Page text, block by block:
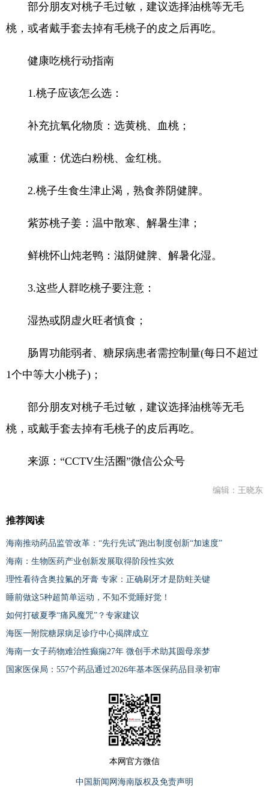
部分朋友对桃子毛过敏，建议选择油桃等无毛
桃，或者戴手套去掉有毛桃子的皮之后再吃。
健康吃桃行动指南
1.桃子应该怎么选：
补充抗氧化物质：选黄桃、血桃；
减重：优选白粉桃、金红桃。
2.桃子生食生津止渴，熟食养阴健脾。
紫苏桃子姜：温中散寒、解暑生津；
鲜桃怀山炖老鸭：滋阴健脾、解暑化湿。
3.这些人群吃桃子要注意：
湿热或阴虚火旺者慎食；
肠胃功能弱者、糖尿病患者需控制量(每日不超过
1个中等大小桃子)；
部分朋友对桃子毛过敏，建议选择油桃等无毛
桃，或戴手套去掉有毛桃子的皮后再吃。
来源：“CCTV生活圈”微信公众号
编辑：王晓东
推荐阅读
海南推动药品监管改革：“先行先试”跑出制度创新“加速度”
海南：生物医药产业创新发展取得阶段性实效
理性看待含奥拉氟的牙膏 专家：正确刷牙才是防蛀关键
睡前做这5种超简单运动，不知不觉睡好觉！
如何打破夏季“痛风魔咒”？专家建议
海医一附院糖尿病足诊疗中心揭牌成立
海南一女子药物难治性癫痫27年 微创手术助其圆母亲梦
国家医保局：557个药品通过2026年基本医保药品目录初审
本网官方微信
中国新闻网海南版权及免责声明